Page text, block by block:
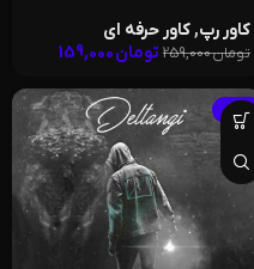
کاور رپ, کاور حرفه ای
تومان259,000 تومان
-39%